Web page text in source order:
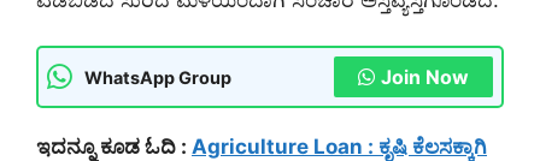
WhatsApp Group Join Now
ಇದನ್ನೂ ಕೂಡ ಓದಿ : Agriculture Loan : ಕೃಷಿ ಕೆಲಸಕ್ಕಾಗಿ